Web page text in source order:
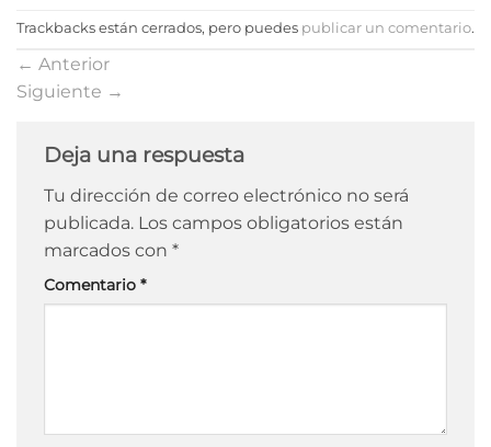
Trackbacks están cerrados, pero puedes publicar un comentario.
← Anterior
Siguiente →
Deja una respuesta
Tu dirección de correo electrónico no será
publicada. Los campos obligatorios están
marcados con *
Comentario *